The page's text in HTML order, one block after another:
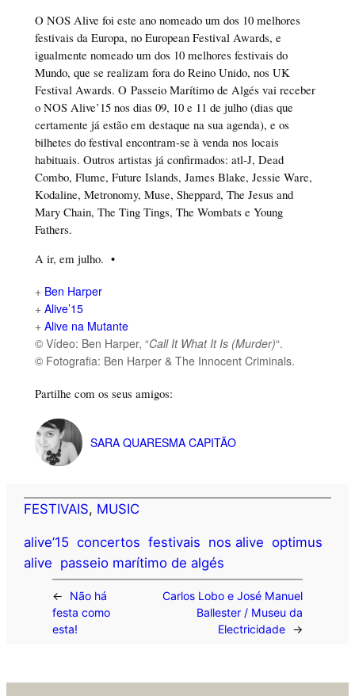
O NOS Alive foi este ano nomeado um dos 10 melhores
festivais da Europa, no European Festival Awards, e
igualmente nomeado um dos 10 melhores festivais do
Mundo, que se realizam fora do Reino Unido, nos UK
Festival Awards. O Passeio Marítimo de Algés vai receber
o NOS Alive’15 nos dias 09, 10 e 11 de julho (dias que
certamente já estão em destaque na sua agenda), e os
bilhetes do festival encontram-se à venda nos locais
habituais. Outros artistas já confirmados: atl-J, Dead
Combo, Flume, Future Islands, James Blake, Jessie Ware,
Kodaline, Metronomy, Muse, Sheppard, The Jesus and
Mary Chain, The Ting Tings, The Wombats e Young
Fathers.
A ir, em julho. •
+ Ben Harper
+ Alive’15
+ Alive na Mutante
© Vídeo: Ben Harper, “Call It What It Is (Murder)“.
© Fotografia: Ben Harper & The Innocent Criminals.
Partilhe com os seus amigos:
SARA QUARESMA CAPITÃO
FESTIVAIS, MUSIC
alive’15 concertos festivais nos alive optimus
alive passeio marítimo de algés
←
Não há
festa como
esta!
Carlos Lobo e José Manuel
Ballester / Museu da
Electricidade
→